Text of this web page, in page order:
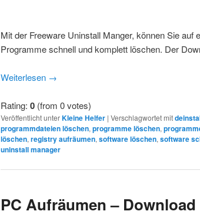
Mit der Freeware Uninstall Manger, können Sie auf
Programme schnell und komplett löschen. Der
Weiterlesen →
Rating: 0 (from 0 votes)
Veröffentlicht unterKleine Helfer | Verschlagwortet mit
programmdateien löschen, programme löschen,
löschen, registry aufräumen, software löschen, software
uninstall manager
PC Aufräumen –